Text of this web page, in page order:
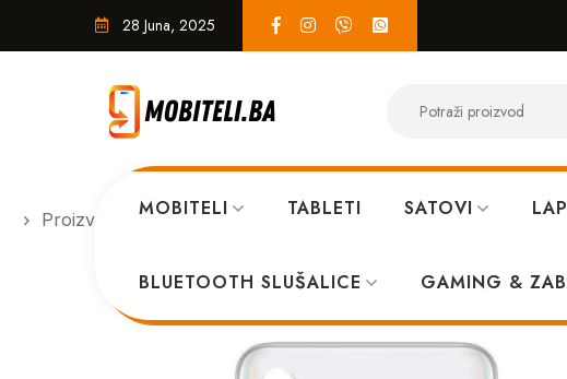
28 Juna, 2025
MOBITELI TABLETI SATOVI
BLUETOOTH SLUŠALICE GAMING &
Proizvodi SERVIS Poklopac sa staklom kamere